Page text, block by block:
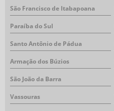
São Francisco de Itabapoana
Paraíba do Sul
Santo Antônio de Pádua
Armação dos Búzios
São João da Barra
Vassouras